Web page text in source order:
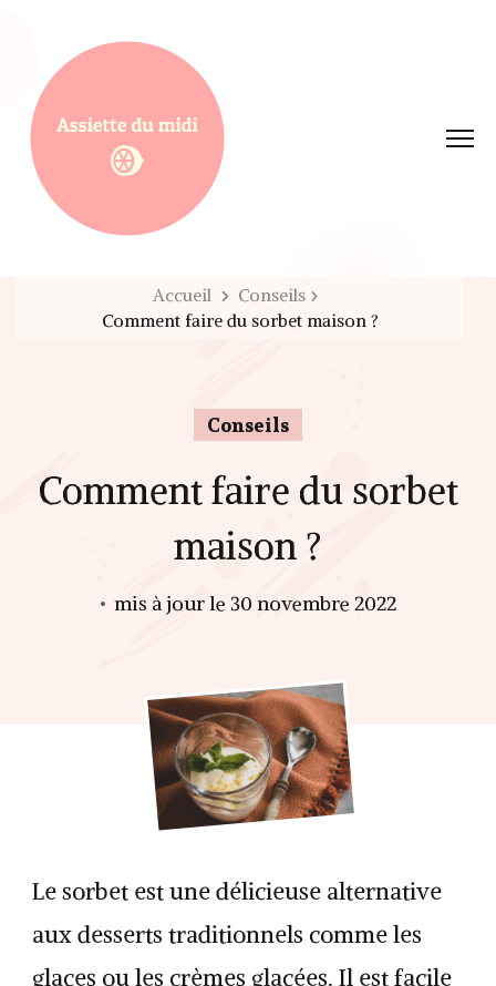
Assiette du midi
Accueil
Conseils
Comment faire du sorbet maison ?
Conseils
Comment faire du sorbet
maison ?
mis à jour le 30 novembre 2022
Le sorbet est une délicieuse alternative
aux desserts traditionnels comme les
glaces ou les crèmes glacées. Il est facile